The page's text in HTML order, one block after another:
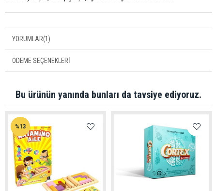
YORUMLAR(1)
ÖDEME SEÇENEKLERI
Bu ürünün yanında bunları da tavsiye ediyoruz.
%13